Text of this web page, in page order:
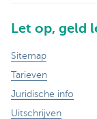
Let op, geld
Sitemap
Tarieven
Juridische info
Uitschrijven